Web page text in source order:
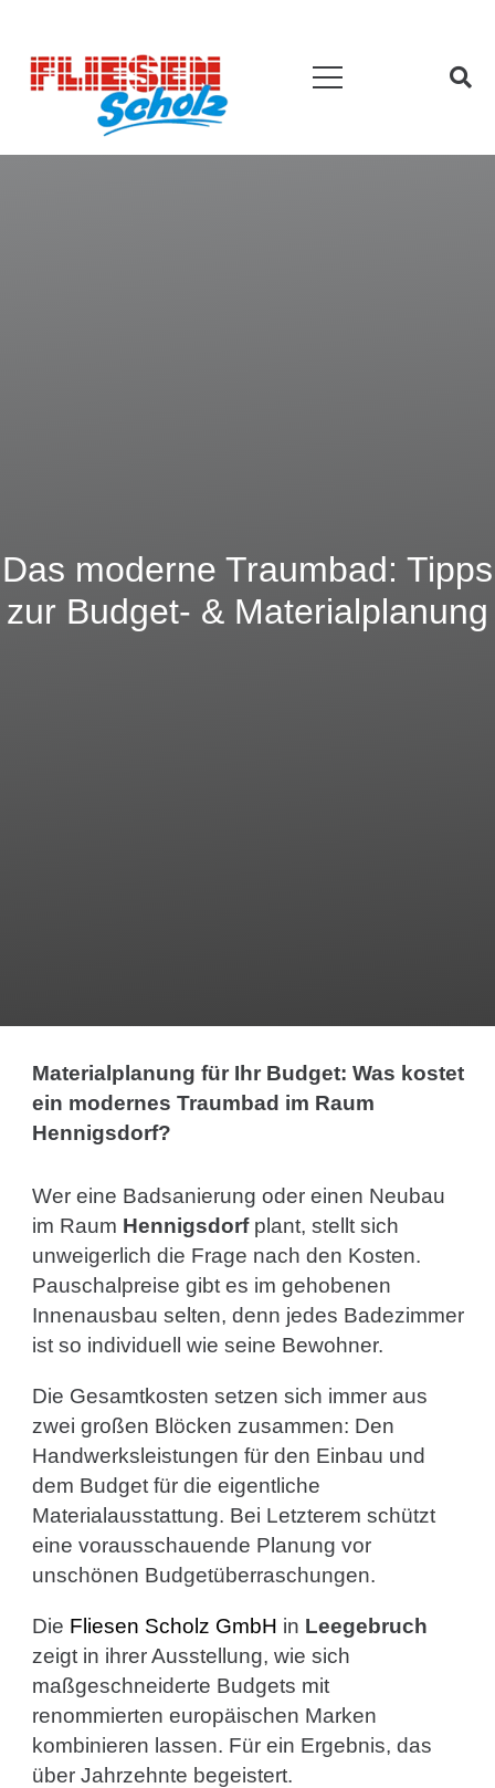
Das moderne Traumbad: Tipps
zur Budget- & Materialplanung
Materialplanung für Ihr Budget: Was kostet
ein modernes Traumbad im Raum
Hennigsdorf?
Wer eine Badsanierung oder einen Neubau
im Raum Hennigsdorfplant, stellt sich
unweigerlich die Frage nach den Kosten.
Pauschalpreise gibt es im gehobenen
Innenausbau selten, denn jedes Badezimmer
ist so individuell wie seine Bewohner.
Die Gesamtkosten setzen sich immer aus
zwei großen Blöcken zusammen: Den
Handwerksleistungen für den Einbau und
dem Budget für die eigentliche
Materialausstattung. Bei Letzterem schützt
eine vorausschauende Planung vor
unschönen Budgetüberraschungen.
Die Fliesen Scholz GmbH in Leegebruch
zeigt in ihrer Ausstellung, wie sich
maßgeschneiderte Budgets mit
renommierten europäischen Marken
kombinieren lassen. Für ein Ergebnis, das
über Jahrzehnte begeistert.